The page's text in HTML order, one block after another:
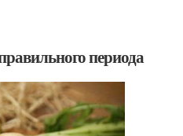
периода